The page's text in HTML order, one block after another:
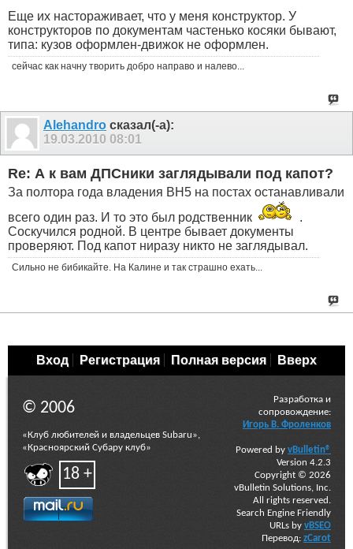
Еще их настораживает, что у меня конструктор. У
конструкторов по документам частенько косяки бывают,
типа: кузов оформлен-движок не оформлен.
сейчас как начну творить добро направо и налево...
Alehandro сказал(-а):
19.03.2010 08:01
Re: А к вам ДПСники заглядывали под капот?
За полтора года владения BH5 на постах останавливали
всего один раз. И то это был родственник
.
Соскучился родной. В центре бывает документы
проверяют. Под капот ниразу никто не заглядывал.
Сильно не бибикайте. На Калине и так страшно ехать...
Вход Регистрация Полная версия Вверх
© 2006
«Клуб любителей и владельцев Subaru»,
«Красноярский Субару клуб»
18 +
Разработка и
сопровождение:
Игорь В. Фроленков
Powered by vBulletin®
Version 4.2.3
Copyright © 2026
vBulletin Solutions, Inc.
All rights reserved.
Search Engine Friendly
URLs by vBSEO
Перевод: zCarot